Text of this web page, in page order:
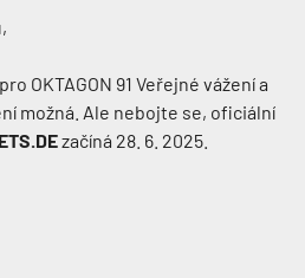
OKTAGON 91 Veřejné vážení a
možná. Ale nebojte se, oficiální
začíná 28. 6. 2025.